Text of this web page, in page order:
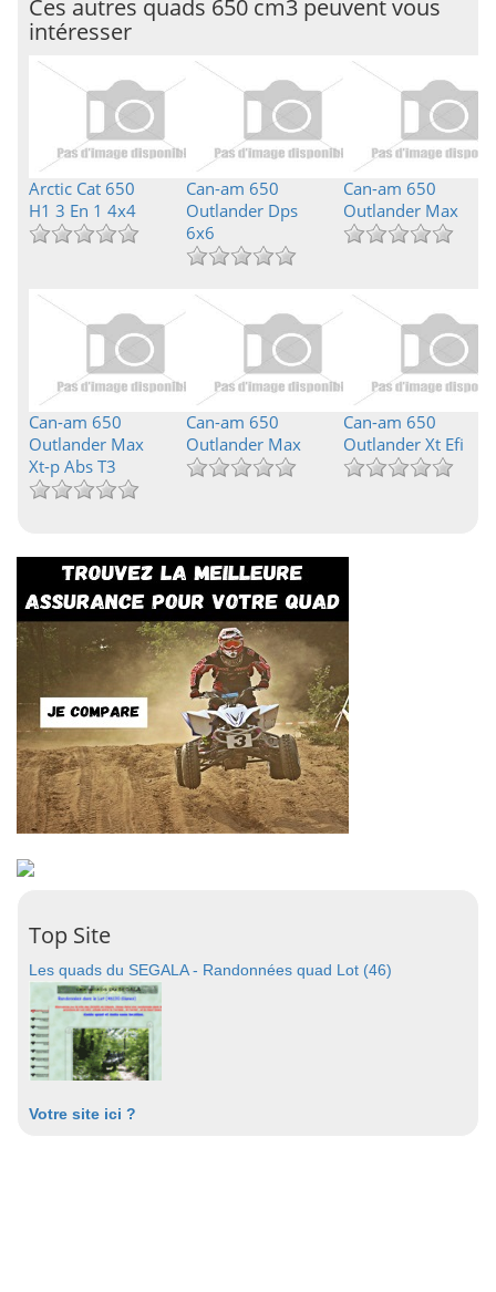
Ces autres quads 650 cm3 peuvent vous
intéresser
Arctic Cat 650
H1 3 En 1 4x4
Can-am 650
Outlander Dps
6x6
Can-am 650
Outlander Max
Can-am 650
Outlander Max
Xt-p Abs T3
Can-am 650
Outlander Max
Can-am 650
Outlander Xt Efi
Top Site
Les quads du SEGALA - Randonnées quad Lot (46)
Votre site ici ?